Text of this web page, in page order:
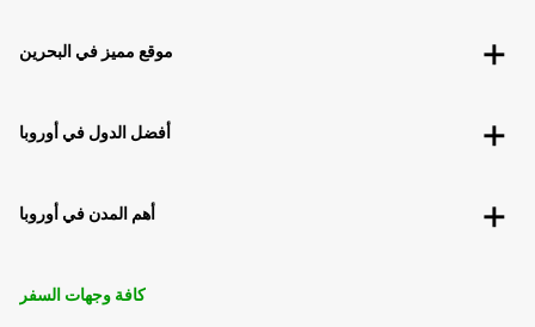
موقع مميز في البحرين
أفضل الدول في أوروبا
أهم المدن في أوروبا
كافة وجهات السفر